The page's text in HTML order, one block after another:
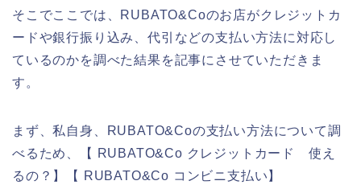
そこでここでは、RUBATO&Coのお店がクレジットカ
ードや銀行振り込み、代引などの支払い方法に対応し
ているのかを調べた結果を記事にさせていただきま
す。
まず、私自身、RUBATO&Coの支払い方法について調
べるため、【 RUBATO&Co クレジットカード 使え
るの？】【 RUBATO&Co コンビニ支払い】